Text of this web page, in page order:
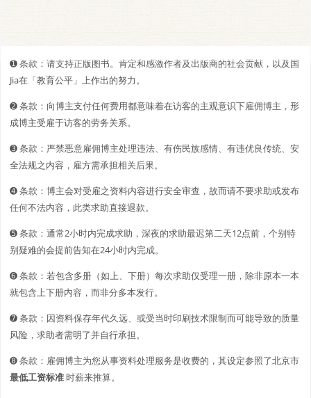
➊️ 条款：请支持正版图书。肯定和感激作者及出版商的社会贡献，以及国
Jia在「教育公平」上作出的努力。
➋️️ 条款：向博主支付任何费用都意味着在访客的主观意识下雇佣博主，形
成博主受雇于访客的劳务关系。
➌ 条款：严禁恶意雇佣博主处理违法、有伤民族感情、有违优良传统、安
全法规之内容，雇方需承担相关后果。
➍ 条款：博主会对受雇之资料内容进行安全审查，故而请不要求助或发布
任何不法内容，此类求助直接退款。
➎ 条款：通常2小时内完成求助，深夜的求助最迟第二天12点前，个别特
别疑难的会提前告知在24小时内完成。
➏ 条款：若包含多册（如上、下册）每次求助仅受理一册，除非原本一本
就包含上下册内容，而非分多本发行。
➐ 条款：因资料保存年代久远、或受当时印刷技术限制而可能导致的质量
风险，求助者需明了并自行承担。
➑ 条款：雇佣博主为您从事资料处理服务是收费的，其设定参照了北京市
最低工资标准时薪来推算。